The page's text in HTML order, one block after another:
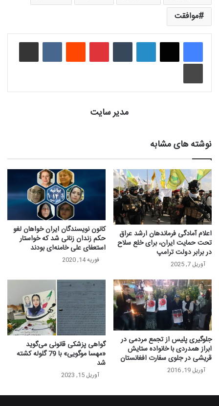
موافقت
لینکدین ‫تامبلر ‫پین‌ترست‫رددیت ‫VKontakteاشتراک گذاری از طریق ایمیل
چاپ
مدیر سایت
نوشته های مشابه
اعلام آمادگی فرماندهان ارشد عراق
تحت حمایت ایران، برای خلع سلاح
در برابر دولت ترامپ
آوریل 7, 2025
کانون نویسندگان ایران خواهان لغو
حکم زندان زنانی شد که خواستار
استعفای علی خامنه‌ای بودند
فوریه 14, 2020
جلوگیری پلیس از تجمع مردمی در
ابراز همدردی با خانواده ستایش
قریشی در جلوی سفارت افغانستان
آوریل 19, 2016
گواهی پزشکی قانونی می‌گوید
«مهسا موگویی» با 79 گلوله کشته
شد
آوریل 15, 2023